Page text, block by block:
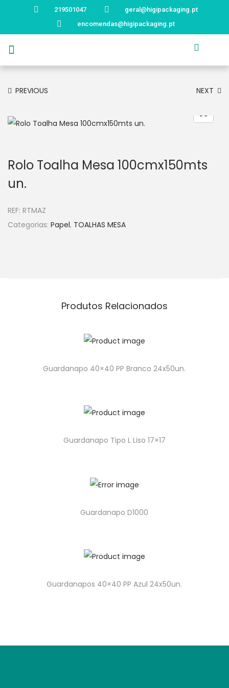
219501047
geral@higipackaging.pt
encomendas@higipackaging.pt
PREVIOUS NEXT
Rolo Toalha Mesa 100cmx150mts
un.
REF: RTMAZ
Categorias: Papel, TOALHAS MESA
Produtos Relacionados
Guardanapo 40×40 PP Branco 24x50un.
Guardanapo Tipo L Liso 17×17
Guardanapo D1000
Guardanapos 40×40 PP Azul 24x50un.